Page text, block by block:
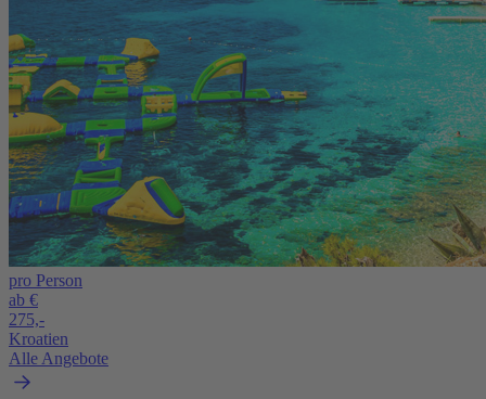
pro Person
ab €
275,-
Kroatien
Alle Angebote